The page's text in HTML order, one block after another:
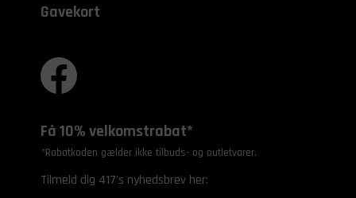
Gavekort
Få 10% velkomstrabat*
*Rabatkoden gælder ikke tilbuds- og outletvarer.
Tilmeld dig 417's nyhedsbrev her: